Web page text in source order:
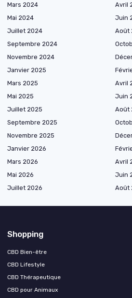
Mars 2024
Avril
Mai 2024
Juin
Juillet 2024
Août
Septembre 2024
Novembre 2024
Janvier 2025
Mars 2025
Avril
Mai 2025
Juin
Juillet 2025
Août
Septembre 2025
Novembre 2025
Janvier 2026
Mars 2026
Avril
Mai 2026
Juin
Juillet 2026
Août
Shopping
CBD Bien-être
CBD Lifestyle
CBD Thérapeutique
CBD pour Animaux